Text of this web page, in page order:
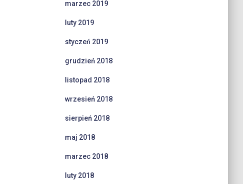
marzec 2019
luty 2019
styczeń 2019
grudzień 2018
listopad 2018
wrzesień 2018
sierpień 2018
maj 2018
marzec 2018
luty 2018